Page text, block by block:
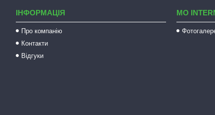
ІНФОРМАЦІЯ
Про компанію
Контакти
Відгуки
MO